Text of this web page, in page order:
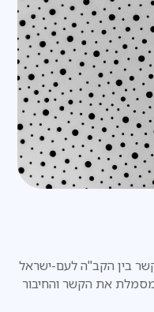
בין הקב"ה לעם-ישראל
את הקשר והחיבור